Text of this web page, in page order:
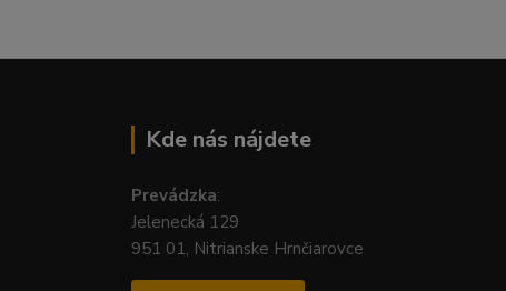
Kde nás nájdete
Prevádzka:
Jelenecká 129
951 01, Nitrianske Hrnčiarovce